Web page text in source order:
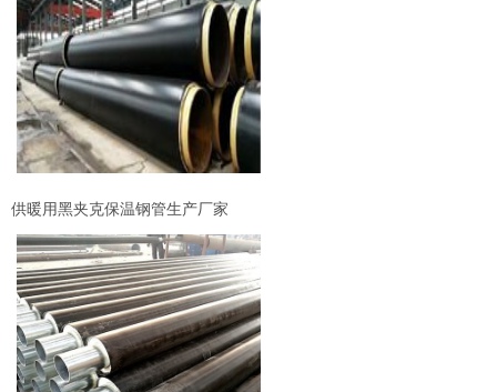
供暖用黑夹克保温钢管生产厂家